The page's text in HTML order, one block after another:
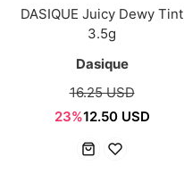
DASIQUE Juicy Dewy Tint
3.5g
Dasique
16.25 USD
23%12.50 USD